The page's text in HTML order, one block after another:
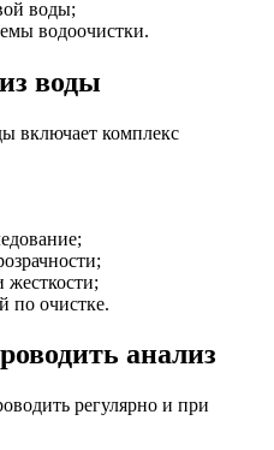
воды;
водоочистки.
воды
включает комплекс
жесткости;
по очистке.
анализ
регулярно и при